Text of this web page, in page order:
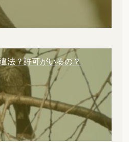
法？許可がいるの？